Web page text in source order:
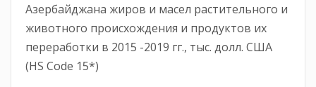
Азербайджана жиров и масел растительного и
животного происхождения и продуктов их
переработки в 2015 -2019 гг., тыс. долл. США
(HS Code 15*)